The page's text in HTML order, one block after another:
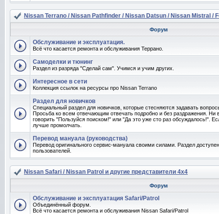
Nissan Terrano / Nissan Pathfinder / Nissan Datsun / Nissan Mistral /
Форум
Обслуживание и эксплуатация.
Всё что касается ремонта и обслуживания Террано.
Самоделки и тюнинг
Раздел из разряда "Сделай сам". Учимся и учим других.
Интересное в сети
Коллекция ссылок на ресурсы про Nissan Terrano
Раздел для новичков
Специальный раздел для новичков, которые стесняются задавать
Просьба ко всем отвечающим отвечать подробно и без раздражения. Ни
говорить "Пользуйся поиском!" или "Да это уже сто раз обсуждалось!".
лучше промолчать.
Перевод мануала (руководства)
Перевод оригинального сервис-мануала своими силами. Раздел
пользователей.
Nissan Safari / Nissan Patrol и другие представители 4x4
Форум
Обслуживание и эксплуатация Safari/Patrol
Объединённый форум.
Всё что касается ремонта и обслуживания Nissan Safari/Patrol